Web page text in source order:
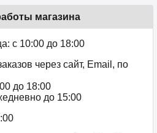
магазина
с 10:00 до 18:00
через сайт, Email, по
до 18:00
до 15:00